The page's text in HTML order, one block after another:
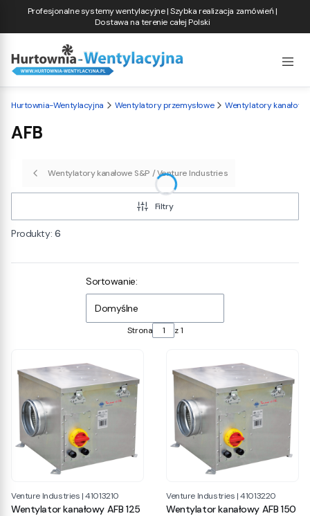
Profesjonalne systemy wentylacyjne | Szybka realizacja zamówień |
Dostawa na terenie całej Polski
Hurtownia-Wentylacyjna Wentylatory przemysłowe Wentylatory kanałowe
AFB
Wentylatory kanałowe S&P / Venture Industries
Filtry
Produkty: 6
Lista produktów
Sortowanie:
Domyślne
Strona z 1
Venture Industries |41013210
Wentylator kanałowy AFB 125
Venture Industries |41013220
Wentylator kanałowy AFB 150